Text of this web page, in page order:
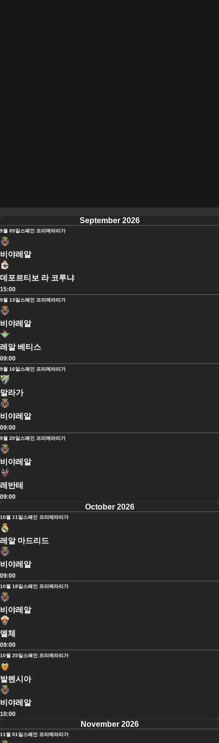
September 2026
9월 05일스페인 프리메라리가
비야레알
데포르티보 라 코루냐
15:00
9월 13일스페인 프리메라리가
비야레알
레알 베티스
09:00
9월 16일스페인 프리메라리가
말라가
비야레알
09:00
9월 20일스페인 프리메라리가
비야레알
레반테
09:00
October 2026
10월 11일스페인 프리메라리가
레알 마드리드
비야레알
09:00
10월 18일스페인 프리메라리가
비야레알
엘체
09:00
10월 25일스페인 프리메라리가
발렌시아
비야레알
10:00
November 2026
11월 01일스페인 프리메라리가